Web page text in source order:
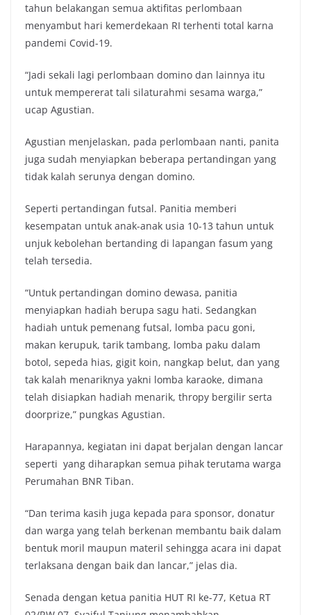
tahun belakangan semua aktifitas perlombaan
menyambut hari kemerdekaan RI terhenti total karna
pandemi Covid-19.
“Jadi sekali lagi perlombaan domino dan lainnya itu
untuk mempererat tali silaturahmi sesama warga,”
ucap Agustian.
Agustian menjelaskan, pada perlombaan nanti, panita
juga sudah menyiapkan beberapa pertandingan yang
tidak kalah serunya dengan domino.
Seperti pertandingan futsal. Panitia memberi
kesempatan untuk anak-anak usia 10-13 tahun untuk
unjuk kebolehan bertanding di lapangan fasum yang
telah tersedia.
“Untuk pertandingan domino dewasa, panitia
menyiapkan hadiah berupa sagu hati. Sedangkan
hadiah untuk pemenang futsal, lomba pacu goni,
makan kerupuk, tarik tambang, lomba paku dalam
botol, sepeda hias, gigit koin, nangkap belut, dan yang
tak kalah menariknya yakni lomba karaoke, dimana
telah disiapkan hadiah menarik, thropy bergilir serta
doorprize,” pungkas Agustian.
Harapannya, kegiatan ini dapat berjalan dengan lancar
seperti yang diharapkan semua pihak terutama warga
Perumahan BNR Tiban.
“Dan terima kasih juga kepada para sponsor, donatur
dan warga yang telah berkenan membantu baik dalam
bentuk moril maupun materil sehingga acara ini dapat
terlaksana dengan baik dan lancar,” jelas dia.
Senada dengan ketua panitia HUT RI ke-77, Ketua RT